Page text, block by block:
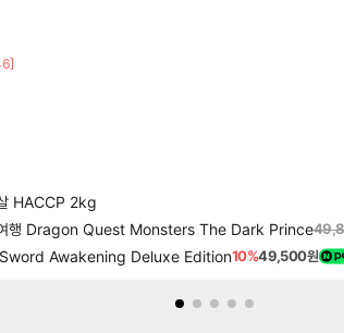
HACCP 2kg
여행 Dragon Quest Monsters The Dark Prince
Awakening Deluxe Edition10%49,500원